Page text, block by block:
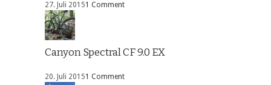
27. Juli 20151 Comment
Canyon Spectral CF 9.0 EX
20. Juli 20151 Comment